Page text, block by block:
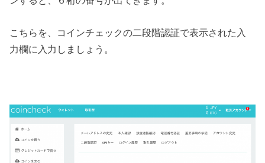
こちらを、コインチェックの二段階認証で表示された入
力欄に入力しましょう。